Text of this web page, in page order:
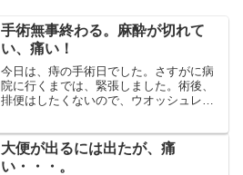
手術無事終わる。麻酔が切れて
い、痛い！
今日は、痔の手術日でした。さすがに病
院に行くまでは、緊張しました。術後、
排便はしたくないので、ウオッシュレッ
をまかせるので、なるようにしかなりま
せん。術前検査の結果 喜...
大便が出るには出たが、痛
い・・・。